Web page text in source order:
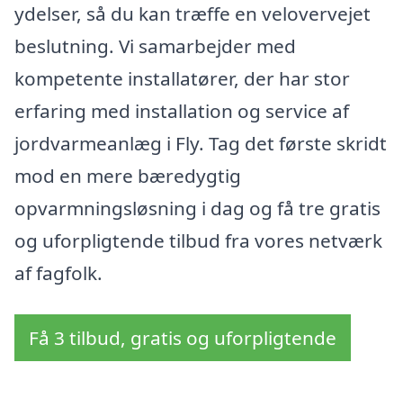
ydelser, så du kan træffe en velovervejet
beslutning. Vi samarbejder med
kompetente installatører, der har stor
erfaring med installation og service af
jordvarmeanlæg i Fly. Tag det første skridt
mod en mere bæredygtig
opvarmningsløsning i dag og få tre gratis
og uforpligtende tilbud fra vores netværk
af fagfolk.
Få 3 tilbud, gratis og uforpligtende